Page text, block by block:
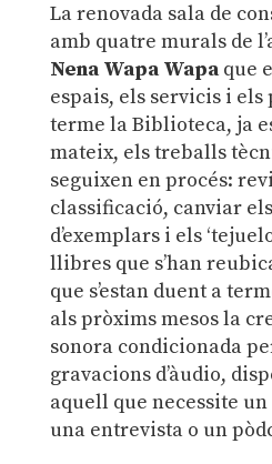
La renovada sala de
amb quatre murals de
Nena Wapa Wapaque
espais, els servicis i els
terme la Biblioteca, ja
mateix, els treballs
seguixen en procés:
classificació, canviar
d’exemplars i els
llibres que s’han
que s’estan duent a
als pròxims mesos la
sonora condicionada
gravacions d’àudio,
aquell que necessite
una entrevista o un